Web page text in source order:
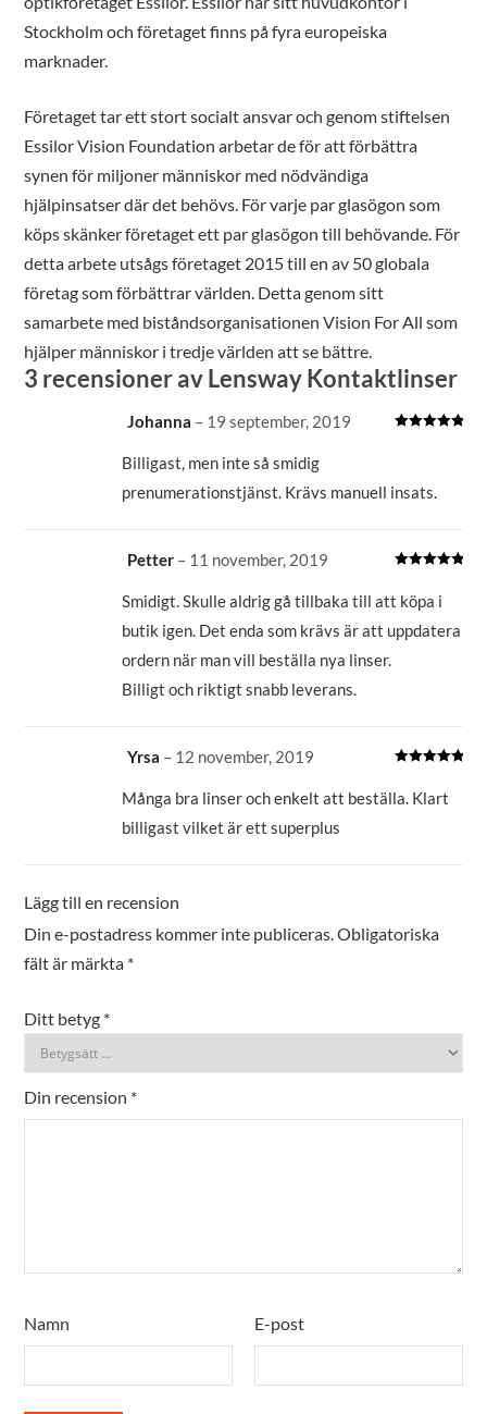
Stockholm och företaget finns på fyra europeiska
marknader.
Företaget tar ett stort socialt ansvar och genom stiftelsen
Essilor Vision Foundation arbetar de för att förbättra
synen för miljoner människor med nödvändiga
hjälpinsatser där det behövs. För varje par glasögon som
köps skänker företaget ett par glasögon till behövande. För
detta arbete utsågs företaget 2015 till en av 50 globala
företag som förbättrar världen. Detta genom sitt
samarbete med biståndsorganisationen Vision For All som
hjälper människor i tredje världen att se bättre.
3 recensioner avLensway Kontaktlinser
Johanna – 19 september, 2019
Billigast, men inte så smidig
prenumerationstjänst. Krävs manuell insats.
Petter – 11 november, 2019
Smidigt. Skulle aldrig gå tillbaka till att köpa i
butik igen. Det enda som krävs är att uppdatera
ordern när man vill beställa nya linser.
Billigt och riktigt snabb leverans.
Yrsa – 12 november, 2019
Många bra linser och enkelt att beställa. Klart
billigast vilket är ett superplus
Lägg till en recension
Din e-postadress kommer inte publiceras.Obligatoriska
fält är märkta *
Ditt betyg *
Din recension *
Namn E-post